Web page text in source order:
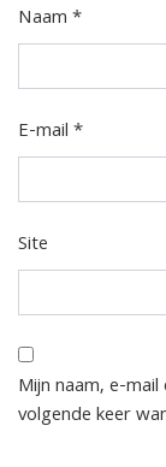
Naam*
E-mail*
Site
Mijn naam, e-
volgende keer